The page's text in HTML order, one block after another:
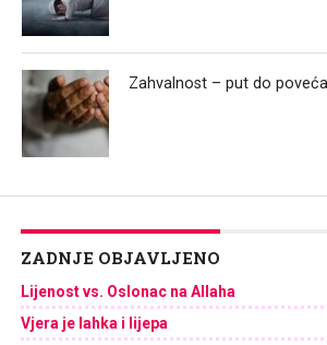
Zahvalnost – put do
ZADNJE OBJAVLJENO
Lijenost vs. Oslonac na Allaha
Vjera je lahka i lijepa